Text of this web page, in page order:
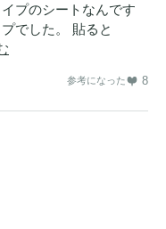
プのシートなんです
でした。 貼ると
参考になった 8